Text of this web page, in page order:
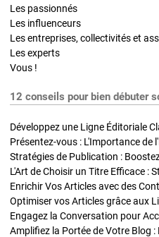
Les passionnés
Les influenceurs
Les entreprises, collectivités et
Les experts
Vous !
12 conseils pour bien débuter
Développez une Ligne Éditoriale
Présentez-vous : L'Importance
L'Art de Choisir un Titre Efficace :
Optimiser vos Articles grâce aux
Engagez la Conversation pour
Amplifiez la Portée de Votre Blog